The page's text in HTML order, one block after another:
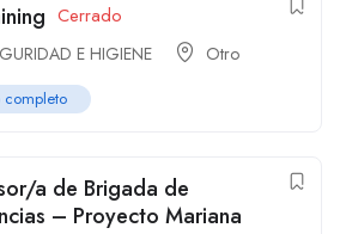
Cerrado
E HIGIENE Otro
completo
a de Brigada de
– Proyecto Mariana